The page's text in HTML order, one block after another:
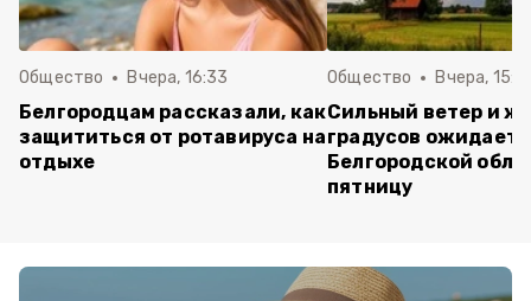
Общество Вчера, 16:33
Белгородцам рассказали, как
защититься от ротавируса на
отдыхе
Общество Вчера,
Сильный ветер и
градусов
Белгородской
пятницу